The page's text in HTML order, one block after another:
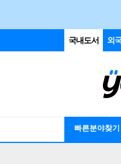
국내도서 외
빠른분야찾기